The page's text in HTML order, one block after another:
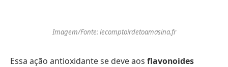
Imagem/Fonte: lecomptoirdetoamasina.fr
Essa ação antioxidante se deve aos flavonoides